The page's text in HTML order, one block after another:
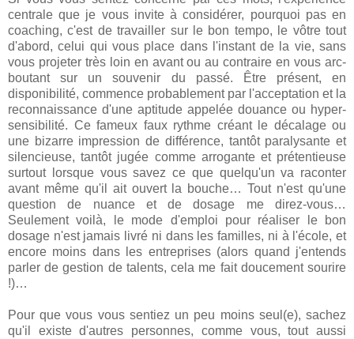
centrale que je vous invite à considérer, pourquoi pas en
coaching, c'est de travailler sur le bon tempo, le vôtre tout
d'abord, celui qui vous place dans l'instant de la vie, sans
vous projeter très loin en avant ou au contraire en vous arc-
boutant sur un souvenir du passé. Être présent, en
disponibilité, commence probablement par l'acceptation et la
reconnaissance d'une aptitude appelée douance ou hyper-
sensibilité. Ce fameux faux rythme créant le décalage ou
une bizarre impression de différence, tantôt paralysante et
silencieuse, tantôt jugée comme arrogante et prétentieuse
surtout lorsque vous savez ce que quelqu'un va raconter
avant même qu'il ait ouvert la bouche… Tout n'est qu'une
question de nuance et de dosage me direz-vous…
Seulement voilà, le mode d'emploi pour réaliser le bon
dosage n'est jamais livré ni dans les familles, ni à l'école, et
encore moins dans les entreprises (alors quand j'entends
parler de gestion de talents, cela me fait doucement sourire
!)…
Pour que vous vous sentiez un peu moins seul(e), sachez
qu'il existe d'autres personnes, comme vous, tout aussi